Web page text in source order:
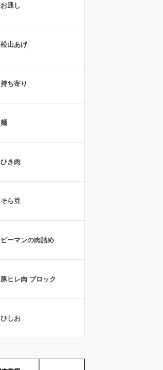
お通し
松山あげ
持ち寄り
麺
ひき肉
そら豆
ピーマンの肉詰め
豚ヒレ肉 ブロック
ひしお